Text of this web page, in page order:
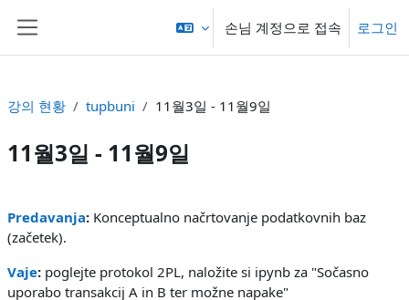
손님 계정으로 접속 로그인
강의 현황 tupbuni 11월3일 - 11월9일
11월3일 - 11월9일
섹션 개요
Predavanja: Konceptualno načrtovanje podatkovnih baz
(začetek).
Vaje: poglejte protokol 2PL, naložite si ipynb za "Sočasno
uporabo transakcij A in B ter možne napake"